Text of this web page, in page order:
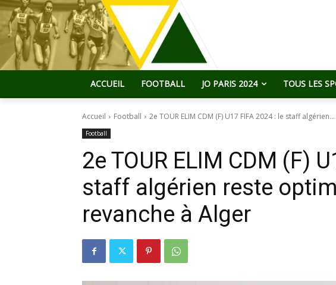
ACCUEIL FOOTBALL JO PARIS 2024 TOUS LES
Accueil Football 2e TOUR ELIM CDM (F) U17 FIFA 2024 : le staff algérien...
Football
2e TOUR ELIM CDM (F)
staff algérien reste
revanche à Alger